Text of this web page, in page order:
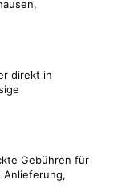
direkt in
Gebühren für
Anlieferung,